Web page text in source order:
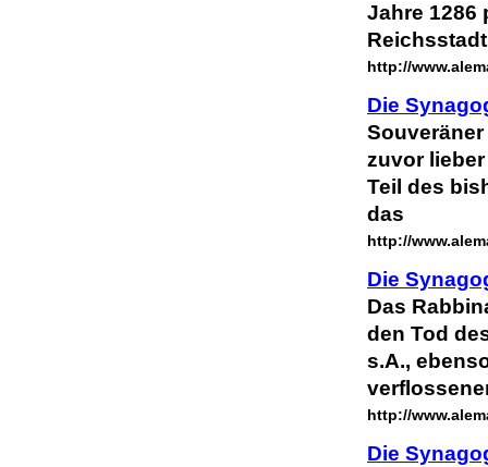
Jahre 1286
http://
Die
zuvor
Teil des
das
http://
Die
Das
den Tod
s.A.,
http://
Die